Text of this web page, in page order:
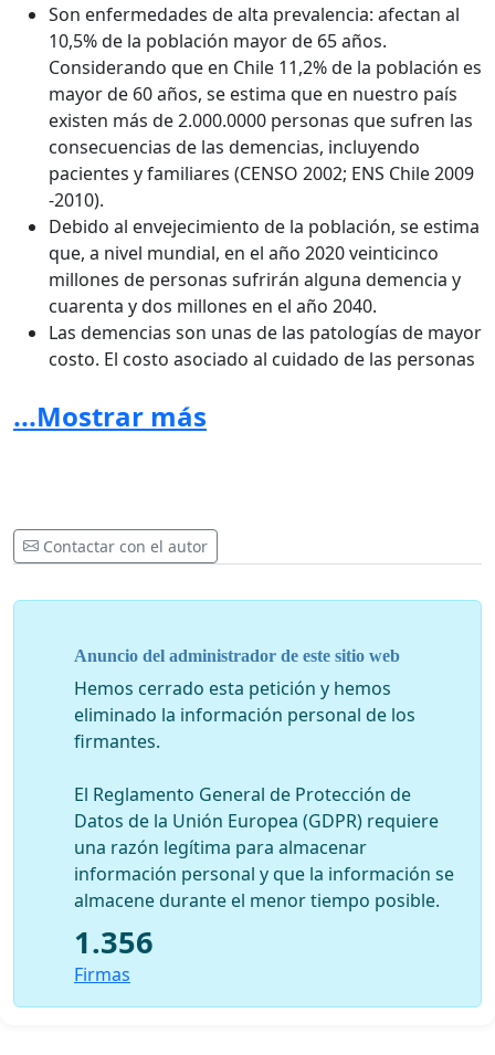
Son enfermedades de alta prevalencia: afectan al
10,5% de la población mayor de 65 años.
Considerando que en Chile 11,2% de la población es
mayor de 60 años, se estima que en nuestro país
existen más de 2.000.0000 personas que sufren las
consecuencias de las demencias, incluyendo
pacientes y familiares (CENSO 2002; ENS Chile 2009
-2010).
Debido al envejecimiento de la población, se estima
que, a nivel mundial, en el año 2020 veinticinco
millones de personas sufrirán alguna demencia y
cuarenta y dos millones en el año 2040.
Las demencias son unas de las patologías de mayor
costo. El costo asociado al cuidado de las personas
dólares en 2010, lo que equivale al PIB de la 18ª
economía del orbe.
mayor de 60 años, las demencias constituyen la
tercera patología causante de discapacidad.
Estas enfermedades afectan no solo al paciente,
especial al familiar que debe encargarse del
cuidado del paciente. Se ha acuñado el término de
segundo paciente” para designar las consecuencias
del cuidado de un paciente con demencia. Las
principales consecuencias para el cuidador de un
paciente con demencia son una alta prevalencia de
enfermedades psiquiátricas y repercusiones
económicas y sociales, entre ellas un desmedro
significativo de las capacidades laborales.
El diagnóstico y tratamiento de estas
enfermedades es insuficiente: más del 70% de los
pacientes con demencia no han sido diagnosticado.
El acceso al diagnóstico y tratamiento de estas
...Mostrar más
Contactar con el autor
Anuncio del administrador de este sitio web
Hemos cerrado esta petición y hemos
eliminado la información personal de los
firmantes.
El Reglamento General de Protección de
Datos de la Unión Europea (GDPR) requiere
una razón legítima para almacenar
información personal y que la información se
almacene durante el menor tiempo posible.
1.356
Firmas